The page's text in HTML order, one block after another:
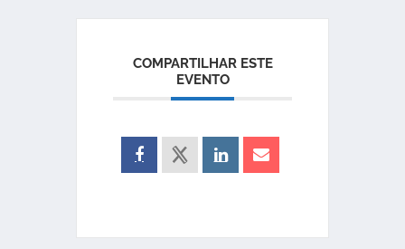
COMPARTILHAR ESTE
EVENTO